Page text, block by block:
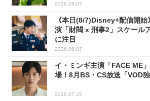
2026.08.07
《本日(8/7)Disney+配信開
演「財閥 x 刑事2」スケール
に注目
2026.08.07
イ・ミンギ主演「FACE ME
場！8月BS・CS放送「VOD
2026.07.15